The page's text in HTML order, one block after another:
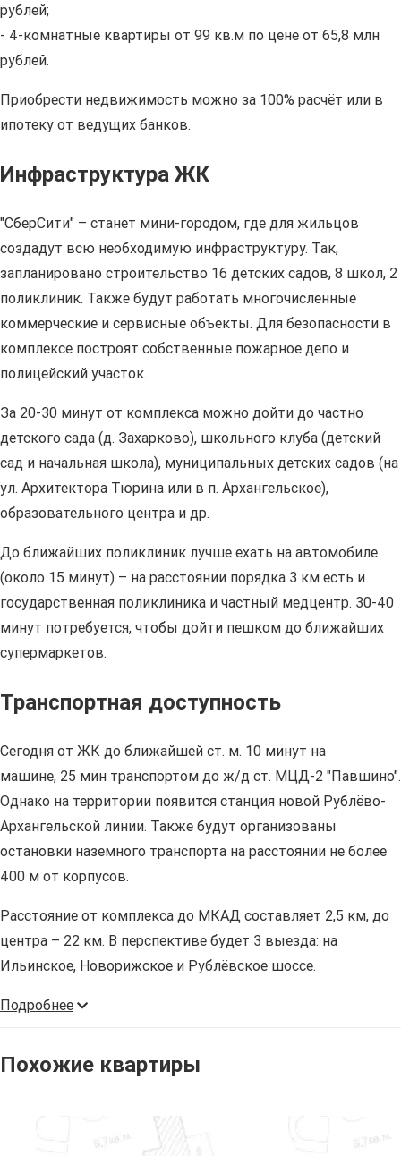
рублей;
- 4-комнатные квартиры от 99 кв.м по цене от 65,8 млн
рублей.
Приобрести недвижимость можно за 100% расчёт или в
ипотеку от ведущих банков.
Инфраструктура ЖК
"СберСити" – станет мини-городом, где для жильцов
создадут всю необходимую инфраструктуру. Так,
запланировано строительство 16 детских садов, 8 школ, 2
поликлиник. Также будут работать многочисленные
коммерческие и сервисные объекты. Для безопасности в
комплексе построят собственные пожарное депо и
полицейский участок.
За 20-30 минут от комплекса можно дойти до частно
детского сада (д. Захарково), школьного клуба (детский
сад и начальная школа), муниципальных детских садов (на
ул. Архитектора Тюрина или в п. Архангельское),
образовательного центра и др.
До ближайших поликлиник лучше ехать на автомобиле
(около 15 минут) – на расстоянии порядка 3 км есть и
государственная поликлиника и частный медцентр. 30-40
минут потребуется, чтобы дойти пешком до ближайших
супермаркетов.
Транспортная доступность
Сегодня от ЖК до ближайшей ст. м. 10 минут на
машине, 25 мин транспортом до ж/д ст. МЦД-2 "Павшино".
Однако на территории появится станция новой Рублёво-
Архангельской линии. Также будут организованы
остановки наземного транспорта на расстоянии не более
400 м от корпусов.
Расстояние от комплекса до МКАД составляет 2,5 км, до
центра – 22 км. В перспективе будет 3 выезда: на
Ильинское, Новорижское и Рублёвское шоссе.
Подробнее
Похожие квартиры